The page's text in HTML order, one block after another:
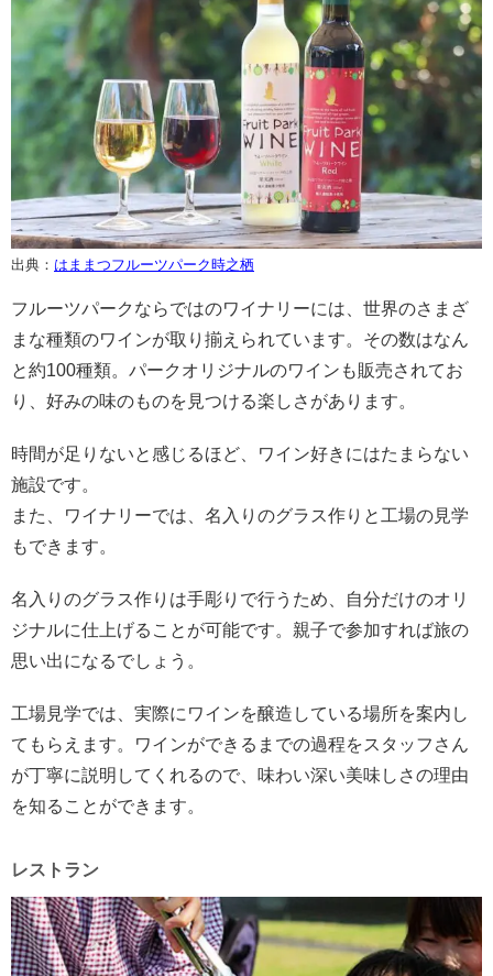
出典： はままつフルーツパーク時之栖
フルーツパークならではのワイナリーには、世界のさまざ
まな種類のワインが取り揃えられています。その数はなん
と約100種類。パークオリジナルのワインも販売されてお
り、好みの味のものを見つける楽しさがあります。
時間が足りないと感じるほど、ワイン好きにはたまらない
施設です。
また、ワイナリーでは、名入りのグラス作りと工場の見学
もできます。
名入りのグラス作りは手彫りで行うため、自分だけのオリ
ジナルに仕上げることが可能です。親子で参加すれば旅の
思い出になるでしょう。
工場見学では、実際にワインを醸造している場所を案内し
てもらえます。ワインができるまでの過程をスタッフさん
が丁寧に説明してくれるので、味わい深い美味しさの理由
を知ることができます。
レストラン